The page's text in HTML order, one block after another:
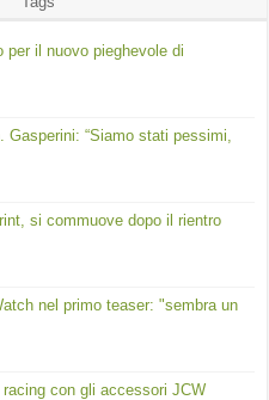
per il nuovo pieghevole di
Gasperini: “Siamo stati pessimi,
si commuove dopo il rientro
nel primo teaser: "sembra un
con gli accessori JCW